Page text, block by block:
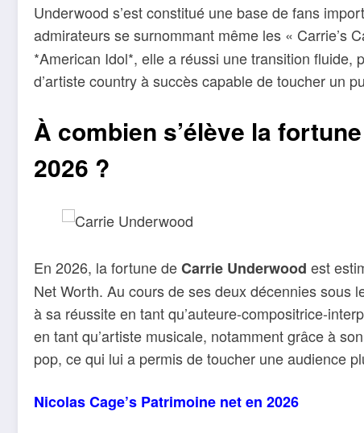
Underwood s’est constitué une base de fans
admirateurs se surnommant même les « Carrie’s
*American Idol*, elle a réussi une transition
d’artiste country à succès capable de toucher un
À combien s’élève la
2026 ?
En 2026, la fortune deCarrie Underwood est
Net Worth. Au cours de ses deux décennies sous
à sa réussite en tant qu’auteure-compositrice-
en tant qu’artiste musicale, notamment grâce à
pop, ce qui lui a permis de toucher une audience
Nicolas Cage’s Patrimoine net en 2026